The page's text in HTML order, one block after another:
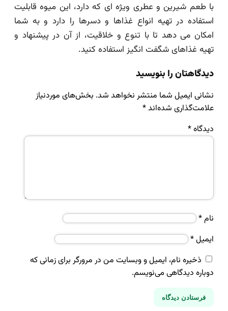
با طعم شیرین و عطری ویژه ای که دارد، این میوه قابلیت
استفاده در تهیه انواع غذاها و دسرها را دارد و به شما
امکان می دهد تا با تنوع و خلاقیت، از آن در پیشنهاد و
تهیه غذاهای شگفت انگیز استفاده کنید.
دیدگاهتان را بنویسید
نشانی ایمیل شما منتشر نخواهد شد. بخش‌های موردنیاز
علامت‌گذاری شده‌اند*
دیدگاه*
نام*
ایمیل*
ذخیره نام، ایمیل و وبسایت من در مرورگر برای زمانی که
دوباره دیدگاهی می‌نویسم.